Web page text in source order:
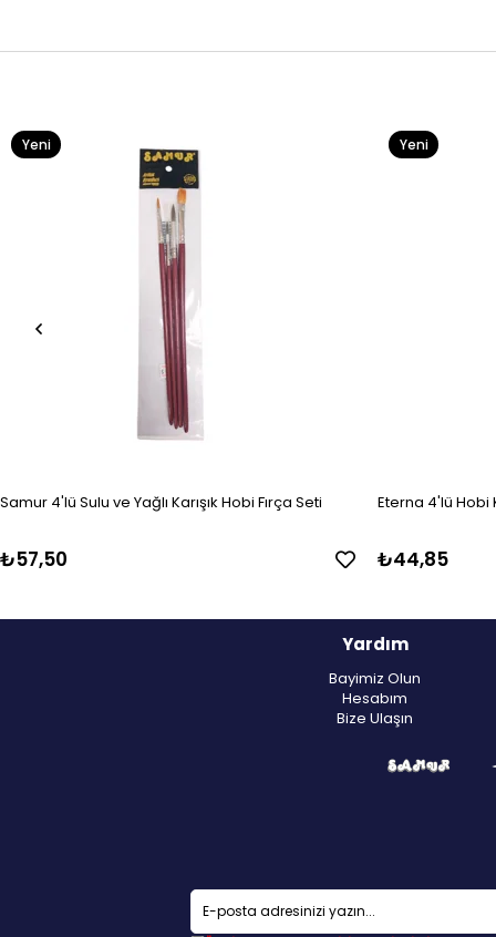
Samur 4'lü Sulu ve Yağlı Karışık Hobi Fırça Seti
₺57,50
Yeni
Eterna 4'lü Hobi
₺44,85
Yeni
Yardım
Bayimiz Olun
Hesabım
Bize Ulaşın